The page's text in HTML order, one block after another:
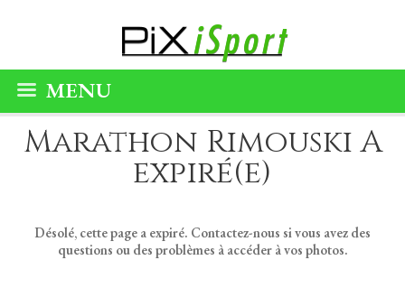
MENU
Marathon Rimouski A
expiré(e)
Désolé, cette page a expiré. Contactez-nous si vous avez des
questions ou des problèmes à accéder à vos photos.